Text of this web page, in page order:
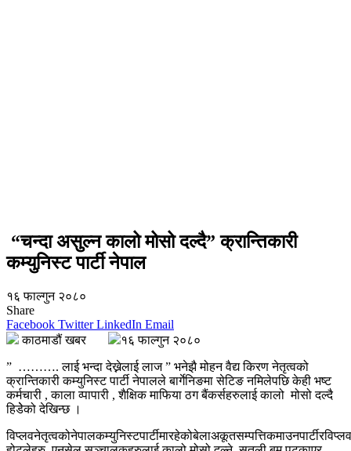
“चन्दा असुल्न कालो मोसो दल्दै” क्रान्तिकारी
कम्युनिस्ट पार्टी नेपाल
१६ फाल्गुन २०८०
Share
Facebook Twitter LinkedIn Email
काठमाडौं खबर
१६ फाल्गुन २०८०
” ……….लाई भन्दा देख्नेलाई लाज” भनेझै मोहन वैद्य किरण नेतृत्वको
क्रान्तिकारी कम्युनिस्ट पार्टी नेपालले बार्गेनिङमा सेटिङ नमिलेपछि केही भष्ट
कर्मचारी ,काला व्पापारी ,शैक्षिक माफिया ठग बैंकर्सहरुलाई कालो मोसो दल्दै
हिडेेको देखिन्छ ।